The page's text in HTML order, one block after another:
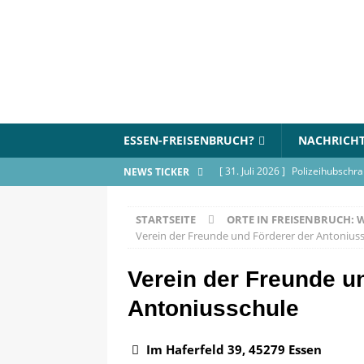
ESSEN-FREISENBRUCH?
NEWS TICKER [ 31. Juli 2026 ]
[ 17. Juli 2026 ]
[ 18. Juni 2026 ] Blue Lake
VERANSTALTUNGEN
STARTSEITE ORTE IN FREISENBRUCH:
Verein der Freunde und Förderer der
Verein der Freunde
Antoniusschule
 Im Haferfeld 39, 45279 Essen